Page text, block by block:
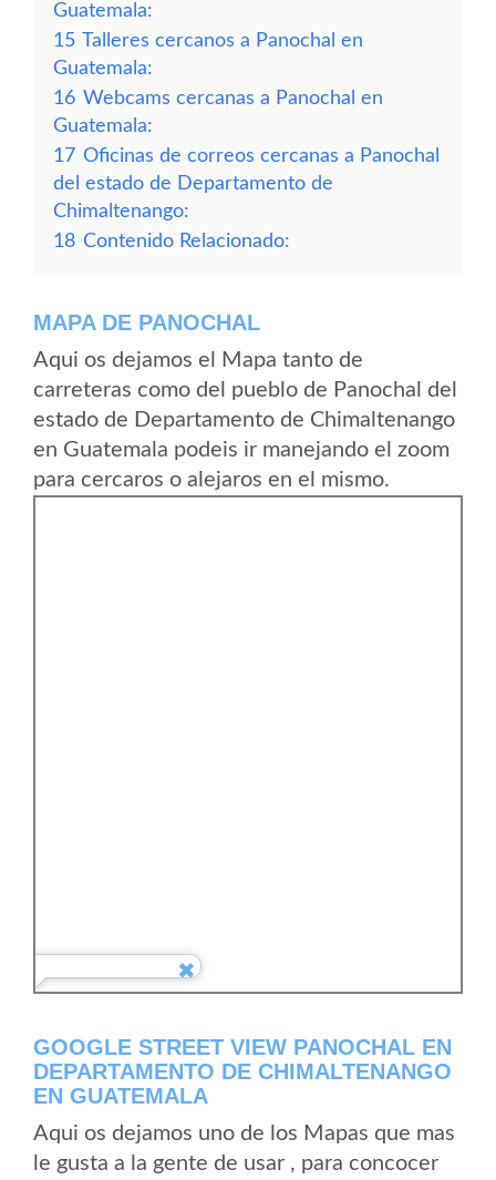
Guatemala:
15 Talleres cercanos a Panochal en
Guatemala:
16 Webcams cercanas a Panochal en
Guatemala:
17 Oficinas de correos cercanas a Panochal
del estado de Departamento de
Chimaltenango:
18 Contenido Relacionado:
MAPA DE PANOCHAL
Aqui os dejamos el Mapa tanto de
carreteras como del pueblo de Panochal del
estado de Departamento de Chimaltenango
en Guatemala podeis ir manejando el zoom
para cercaros o alejaros en el mismo.
GOOGLE STREET VIEW PANOCHAL EN
DEPARTAMENTO DE CHIMALTENANGO
EN GUATEMALA
Aqui os dejamos uno de los Mapas que mas
le gusta a la gente de usar , para concocer